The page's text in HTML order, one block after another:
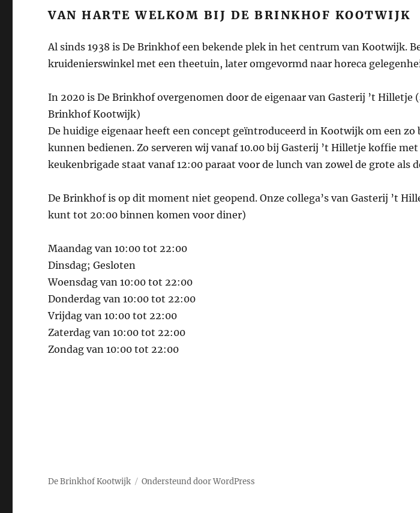
VAN HARTE WELKOM BIJ DE BRINKHOF KOOTWIJK
Al sinds 1938 is De Brinkhof een bekende plek in het centrum van Kootwijk.
kruidenierswinkel met een theetuin, later omgevormd naar horeca
In 2020 is De Brinkhof overgenomen door de eigenaar van Gasterij ’t Hilletje
Brinkhof Kootwijk)
De huidige eigenaar heeft een concept geïntroduceerd in Kootwijk om een
kunnen bedienen. Zo serveren wij vanaf 10.00 bij Gasterij ’t Hilletje koffie
keukenbrigade staat vanaf 12:00 paraat voor de lunch van zowel de grote als
De Brinkhof is op dit moment niet geopend. Onze collega’s van Gasterij ’t
kunt tot 20:00 binnen komen voor diner)
Maandag van 10:00 tot 22:00
Dinsdag; Gesloten
Woensdag van 10:00 tot 22:00
Donderdag van 10:00 tot 22:00
Vrijdag van 10:00 tot 22:00
Zaterdag van 10:00 tot 22:00
Zondag van 10:00 tot 22:00
De Brinkhof Kootwijk Ondersteund door WordPress